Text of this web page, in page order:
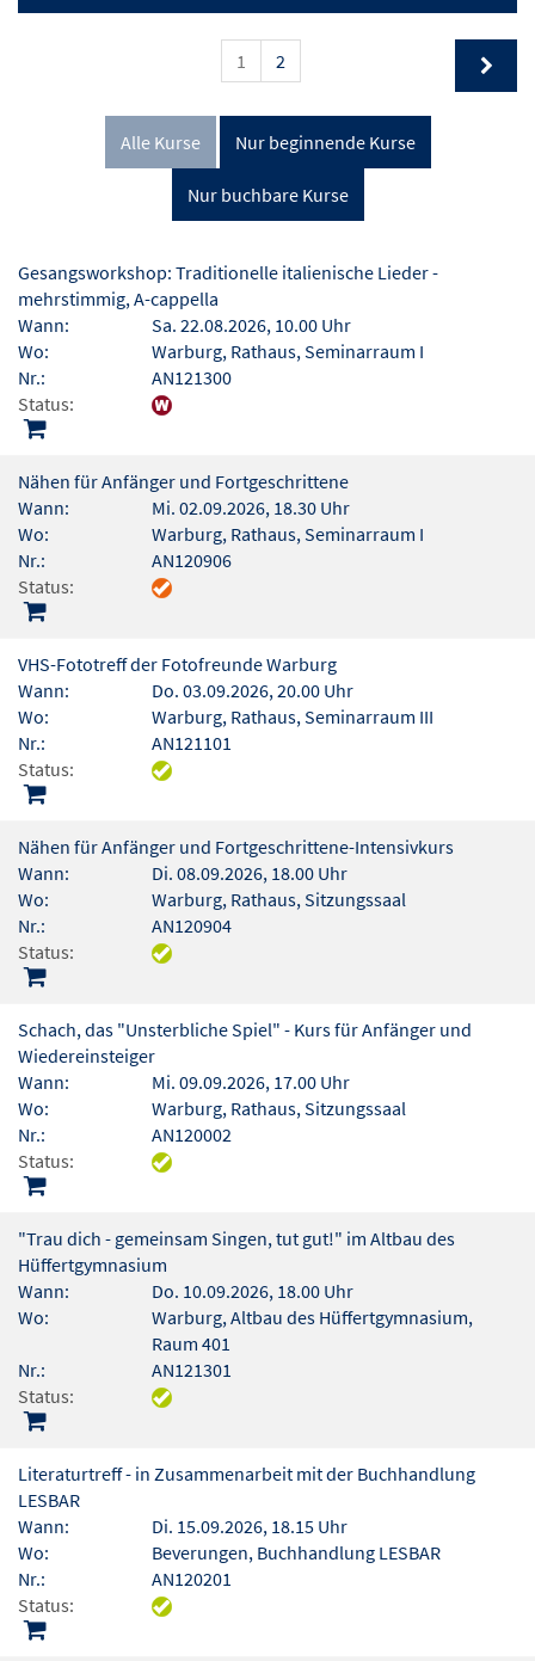
1 2
Alle Kurse Nur beginnende Kurse
Nur buchbare Kurse
Gesangsworkshop: Traditionelle italienische Lieder -
mehrstimmig, A-cappella
Wann:
Sa. 22.08.2026, 10.00 Uhr
Wo:
Warburg, Rathaus, Seminarraum I
Nr.:
AN121300
Status:
Nähen für Anfänger und Fortgeschrittene
Wann:
Mi. 02.09.2026, 18.30 Uhr
Wo:
Warburg, Rathaus, Seminarraum I
Nr.:
AN120906
Status:
VHS-Fototreff der Fotofreunde Warburg
Wann:
Do. 03.09.2026, 20.00 Uhr
Wo:
Warburg, Rathaus, Seminarraum III
Nr.:
AN121101
Status:
Nähen für Anfänger und Fortgeschrittene-Intensivkurs
Wann:
Di. 08.09.2026, 18.00 Uhr
Wo:
Warburg, Rathaus, Sitzungssaal
Nr.:
AN120904
Status:
Schach, das "Unsterbliche Spiel" - Kurs für Anfänger und
Wiedereinsteiger
Wann:
Mi. 09.09.2026, 17.00 Uhr
Wo:
Warburg, Rathaus, Sitzungssaal
Nr.:
AN120002
Status:
"Trau dich - gemeinsam Singen, tut gut!" im Altbau des
Hüffertgymnasium
Wann:
Do. 10.09.2026, 18.00 Uhr
Wo:
Warburg, Altbau des Hüffertgymnasium,
Raum 401
Nr.:
AN121301
Status:
Literaturtreff - in Zusammenarbeit mit der Buchhandlung
LESBAR
Wann:
Di. 15.09.2026, 18.15 Uhr
Wo:
Beverungen, Buchhandlung LESBAR
Nr.:
AN120201
Status: